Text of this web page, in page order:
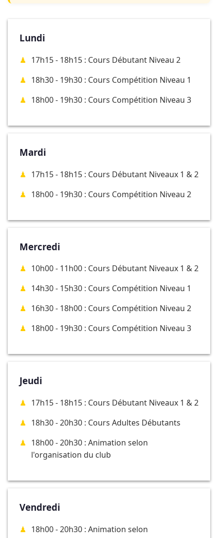
Lundi
17h15 - 18h15 : Cours Débutant Niveau 2
18h30 - 19h30 : Cours Compétition Niveau 1
18h00 - 19h30 : Cours Compétition Niveau 3
Mardi
17h15 - 18h15 : Cours Débutant Niveaux 1 & 2
18h00 - 19h30 : Cours Compétition Niveau 2
Mercredi
10h00 - 11h00 : Cours Débutant Niveaux 1 & 2
14h30 - 15h30 : Cours Compétition Niveau 1
16h30 - 18h00 : Cours Compétition Niveau 2
18h00 - 19h30 : Cours Compétition Niveau 3
Jeudi
17h15 - 18h15 : Cours Débutant Niveaux 1 & 2
18h30 - 20h30 : Cours Adultes Débutants
18h00 - 20h30 : Animation selon
l'organisation du club
Vendredi
18h00 - 20h30 : Animation selon